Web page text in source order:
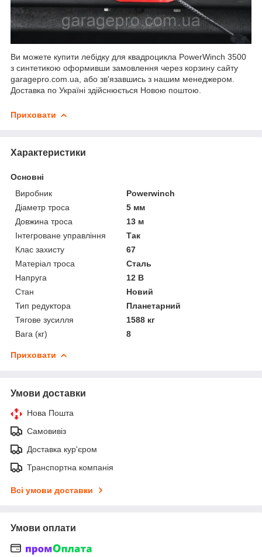
Ви можете купити лебідку для квадроцикла PowerWinch 3500
з синтетикою оформивши замовлення через корзину сайту
garagepro.com.ua, або зв'язавшись з нашим менеджером.
Доставка по Україні здійснюється Новою поштою.
Приховати
Характеристики
Основні
Виробник
Powerwinch
Діаметр троса
5 мм
Довжина троса
13 м
Інтегроване управління
Так
Клас захисту
67
Матеріал троса
Сталь
Напруга
12 В
Стан
Новий
Тип редуктора
Планетарний
Тягове зусилля
1588 кг
Вага (кг)
8
Приховати
Умови доставки
Нова Пошта
Самовивіз
Доставка кур'єром
Транспортна компанія
Всі умови доставки
Умови оплати